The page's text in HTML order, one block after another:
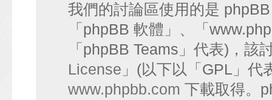
我們的討論區使用的是
「phpBB 軟體」、「
「phpBB Teams」代表)，該
License 」(以下以「GPL」代
www.phpbb.com 下載取得。